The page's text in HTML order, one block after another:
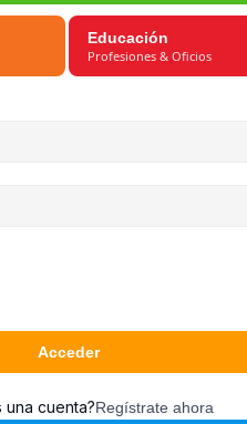
Educación
Profesiones & Oficios
Acceder
una cuenta?Regístrate ahora